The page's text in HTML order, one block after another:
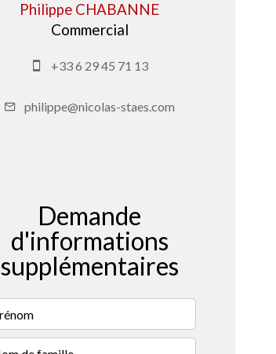
Philippe CHABANNE
Commercial
+33 6 29 45 71 13
philippe@nicolas-staes.com
Demande
d'informations
supplémentaires